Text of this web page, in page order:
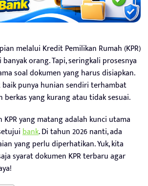
melalui Kredit Pemilikan Rumah (KPR)
orang. Tapi, seringkali prosesnya
soal dokumen yang harus disiapkan.
baik punya hunian sendiri terhambat
berkas yang kurang atau tidak sesuai.
KPR yang matang adalah kunci utama
bank. Di tahun 2026 nanti, ada
yang perlu diperhatikan. Yuk, kita
syarat dokumen KPR terbaru agar